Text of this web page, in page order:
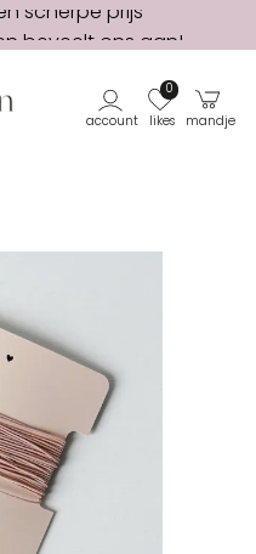
beveelt ons aan!
GRATIS
account likes
0
mandje